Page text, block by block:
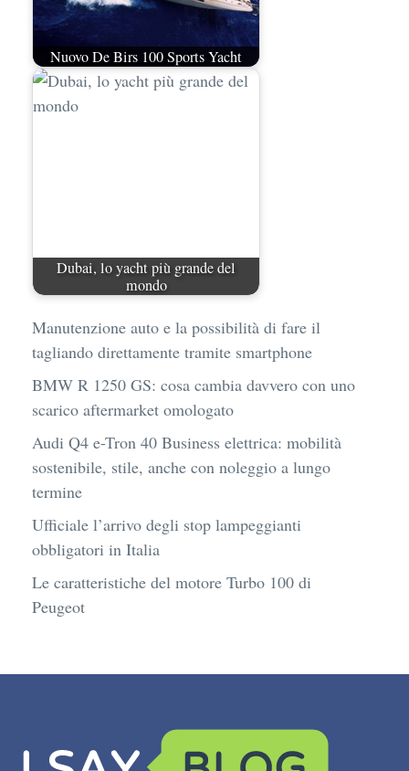
Nuovo De Birs 100 Sports Yacht
Dubai, lo yacht più grande del
mondo
Manutenzione auto e la possibilità di fare il
tagliando direttamente tramite smartphone
BMW R 1250 GS: cosa cambia davvero con uno
scarico aftermarket omologato
Audi Q4 e-Tron 40 Business elettrica: mobilità
sostenibile, stile, anche con noleggio a lungo
termine
Ufficiale l’arrivo degli stop lampeggianti
obbligatori in Italia
Le caratteristiche del motore Turbo 100 di
Peugeot